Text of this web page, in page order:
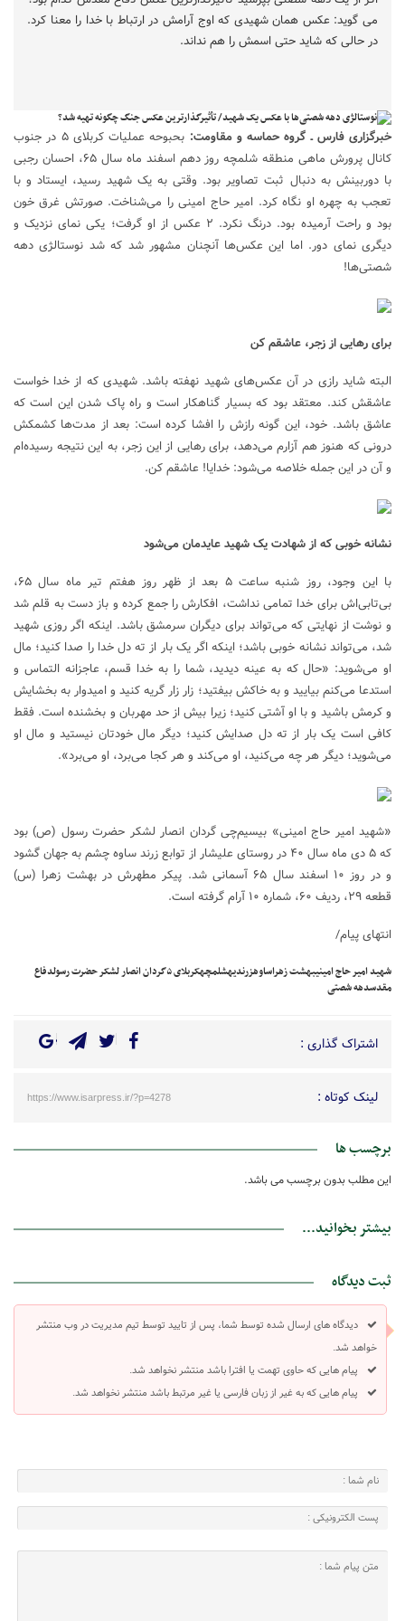
می ‌گوید: عکس همان شهیدی که اوج آرامش در ارتباط با خدا را معنا کرد.
در حالی که شاید حتی اسمش را هم نداند.
خبرگزاری فارس ـ گروه حماسه و مقاومت: بحبوحه
عملیات کربلای ۵ در جنوب
کانال پرورش ماهی منطقه شلمچه روز دهم اسفند ماه سال ۶۵، احسان رجبی
با دوربینش به دنبال ثبت تصاویر بود. وقتی به یک شهید رسید، ایستاد و با
تعجب به چهره او نگاه کرد. امیر حاج امینی را می‌شناخت. صورتش غرق خون
بود و راحت آرمیده بود. درنگ نکرد. ۲ عکس از او گرفت؛ یکی نمای نزدیک و
دیگری نمای دور. اما این عکس‌ها آنچنان مشهور شد که شد نوستالژی دهه
شصتی‌ها!
برای رهایی از زجر، عاشقم کن
البته شاید رازی در آن عکس‌های شهید نهفته باشد. شهیدی که از خدا خواست
عاشقش کند. معتقد بود که بسیار گناهکار است و راه پاک شدن این است که
عاشق باشد. خود، این گونه رازش را افشا کرده است: بعد از مدت‌ها کشمکش
درونی که هنوز هم آزارم می‌دهد، برای رهایی از این زجر، به این نتیجه رسیده‌ام
و آن در این جمله خلاصه می‌شود: خدایا! عاشقم کن.
نشانهخوبیکه از شهادت یک شهید عایدمان می‌شود
با این وجود، روز شنبه ساعت ۵ بعد از ظهر روز هفتم تیر ماه سال ۶۵،
بی‌تابی‌اش برای خدا تمامی نداشت، افکارش را جمع کرده و باز دست به قلم شد
و نوشت از نهایتی که می‌تواند برای دیگران سرمشق باشد. اینکه اگر روزی شهید
شد، می‌تواند نشانه خوبی باشد؛ اینکه اگر یک بار از ته دل خدا را صدا کنید؛ مال
او می‌شوید: «حال که به عینه دیدید، شما را به خدا قسم، عاجزانه التماس و
استدعا می‌کنم بیایید و به خاکش بیفتید؛ زار زار گریه کنید و امیدوار به بخشایش
و کرمش باشید و با او آشتی کنید؛ زیرا بیش از حد مهربان و بخشنده است. فقط
کافی است یک بار از ته دل صدایش کنید؛ دیگر مال خودتان نیستید و مال او
می‌شوید؛ دیگر هر چه می‌کنید، او می‌کند و هر کجا می‌برد، او می‌برد».
«شهید امیر حاج امینی» بیسیم‌چی گردان انصار لشکر حضرت رسول (ص) بود
که ۵ دی ماه سال ۴۰ در روستای علیشار از توابع زرند ساوه چشم به جهان گشود
و در روز ۱۰ اسفند سال ۶۵ آسمانی شد. پیکر مطهرش در بهشت زهرا (س)
قطعه ۲۹، ردیف ۶۰، شماره ۱۰ آرام گرفته است.
انتهای پیام/
شهید امیر حاج امینیبهشت زهراساوهزرندیهشلمچهکربلای ۵ گردان انصار لشکر حضرت رسولدفاع
مقدسدهه شصتی
اشتراک گذاری :
لینک کوتاه : https://www.isarpress.ir/?p=4278
برچسب ها
این مطلب بدون برچسب می باشد.
بیشتر بخوانید...
ثبت دیدگاه
دیدگاه های ارسال شده توسط شما، پس از تایید توسط تیم مدیریت در وب منتشر
خواهد شد.
پیام هایی که حاوی تهمت یا افترا باشد منتشر نخواهد شد.
پیام هایی که به غیر از زبان فارسی یا غیر مرتبط باشد منتشر نخواهد شد.